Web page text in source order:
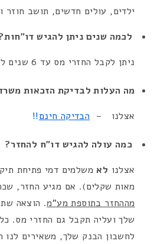
ילדים, עולים חדשים, תושב חוזר
לכמה שנים ניתן להגיש
ניתן לקבל החזרי מס עד 6 שנים לאחור.
מה העלות לבדיקת הזכאות
אצלנו –הבדיקה חינם!!
כמה עולה להגיש דו”ח להחזר?
אצלנו לא משלמים דמי פתיחת
מאות שקלים). אם מגיע החזר,
מההחזר בתוספת מע”מ. הוצאה
שלך ועליה תקבל גם החזרי מס.
לחשבון הבנק שלך, משאירים לנו